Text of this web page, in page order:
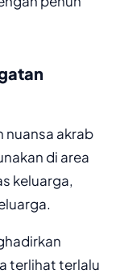
nuansa akrab
di area
keluarga,
terlihat terlalu